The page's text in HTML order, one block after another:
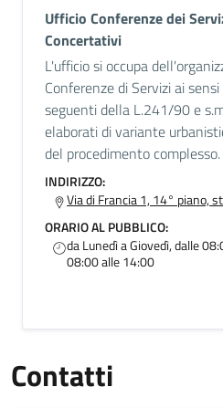
Ufficio Conferenze dei
Concertativi
L'ufficio si occupa
Conferenze di Servizi ai
seguenti della L.241/90 e
elaborati di variante
del procedimento complesso.
INDIRIZZO:
Via di Francia 1, 14° piano,
ORARIO AL PUBBLICO:
da Lunedì a Giovedì, dalle
08:00 alle 14:00
Contatti